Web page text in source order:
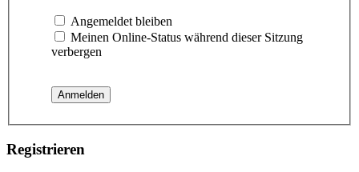
Angemeldet bleiben
Meinen Online-Status während dieser Sitzung
verbergen
Registrieren